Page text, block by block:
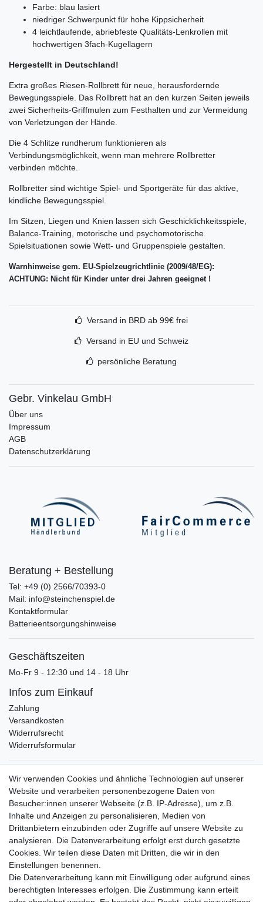
Farbe: blau lasiert
niedriger Schwerpunkt für hohe Kippsicherheit
4 leichtlaufende, abriebfeste Qualitäts-Lenkrollen mit
hochwertigen 3fach-Kugellagern
Hergestellt in Deutschland!
Extra großes Riesen-Rollbrett für neue, herausfordernde
Bewegungsspiele. Das Rollbrett hat an den kurzen Seiten jeweils
zwei Sicherheits-Griffmulen zum Festhalten und zur Vermeidung
von Verletzungen der Hände.
Die 4 Schlitze rundherum funktionieren als
Verbindungsmöglichkeit, wenn man mehrere Rollbretter
verbinden möchte.
Rollbretter sind wichtige Spiel- und Sportgeräte für das aktive,
kindliche Bewegungsspiel.
Im Sitzen, Liegen und Knien lassen sich Geschicklichkeitsspiele,
Balance-Training, motorische und psychomotorische
Spielsituationen sowie Wett- und Gruppenspiele gestalten.
Warnhinweise gem. EU-Spielzeugrichtlinie (2009/48/EG):
ACHTUNG: Nicht für Kinder unter drei Jahren geeignet !
Versand in BRD ab 99€ frei
Versand in EU und Schweiz
persönliche Beratung
Gebr. Vinkelau GmbH
Über uns
Impressum
AGB
Datenschutzerklärung
Beratung + Bestellung
Tel: +49 (0) 2566/70393-0
Mail: info@steinchenspiel.de
Kontaktformular
Batterieentsorgungshinweise
Geschäftszeiten
Mo-Fr 9 - 12:30 und 14 - 18 Uhr
Infos zum Einkauf
Zahlung
Versandkosten
Widerrufsrecht
Widerrufsformular
Verpackungslizenz
bei der Landbell AG
Zahlungsarten
Vorabüberweisung
Rechnungskauf
Zahlung bei Abholung
PayPal (inkl. Kreditkarten)
Wir verwenden Cookies und ähnliche Technologien auf unserer
Website und verarbeiten personenbezogene Daten von
Besucher:innen unserer Webseite (z.B. IP-Adresse), um z.B.
Inhalte und Anzeigen zu personalisieren, Medien von
Drittanbietern einzubinden oder Zugriffe auf unsere Website zu
analysieren. Die Datenverarbeitung erfolgt erst durch gesetzte
Cookies. Wir teilen diese Daten mit Dritten, die wir in den
Einstellungen benennen.
Die Datenverarbeitung kann mit Einwilligung oder aufgrund eines
berechtigten Interesses erfolgen. Die Zustimmung kann erteilt